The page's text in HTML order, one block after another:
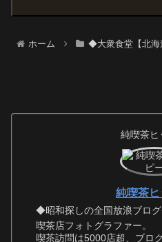
ホーム ◆大衆食堂【北海
純喫茶ヒ
純喫茶
◆昭和探しの全国放浪ブロ
喫茶店フォトグラファー。
喫茶訪問は5000店超、ブロ